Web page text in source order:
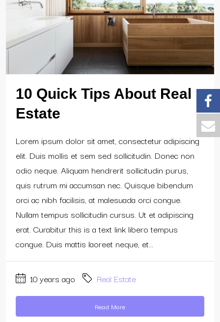
10 Quick Tips About Real
Estate
Lorem ipsum dolor sit amet, consectetur adipiscing
elit. Duis mollis et sem sed sollicitudin. Donec non
odio neque. Aliquam hendrerit sollicitudin purus,
quis rutrum mi accumsan nec. Quisque bibendum
orci ac nibh facilisis, at malesuada orci congue.
Nullam tempus sollicitudin cursus. Ut et adipiscing
erat. Curabitur this is a text link libero tempus
congue. Duis mattis laoreet neque, et...
10 years ago Real Estate
Read More